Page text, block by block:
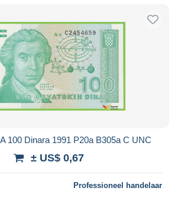
100 Dinara 1991 P20a B305a C UNC
± US$ 0,67
Professioneel handelaar